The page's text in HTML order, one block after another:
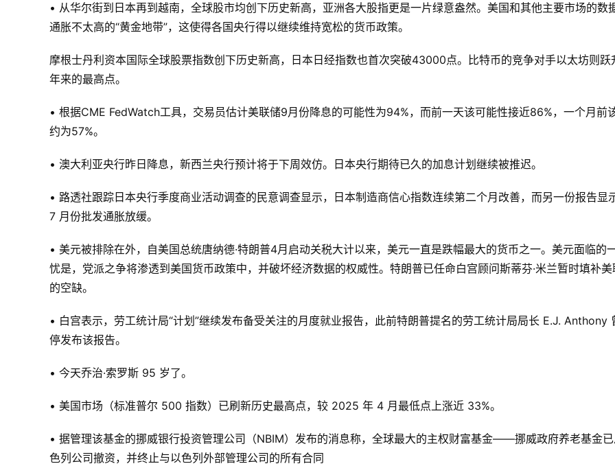
• 从华尔街到日本再到越南，全球股市均创下历史新高，亚洲各大股指更是一片绿意盎然。美国和其他主要市场的数
通胀不太高的“黄金地带”，这使得各国央行得以继续维持宽松的货币政策。
摩根士丹利资本国际全球股票指数创下历史新高，日本日经指数也首次突破43000点。比特币的竞争对手以太坊则跃
年来的最高点。
• 根据CME FedWatch工具，交易员估计美联储9月份降息的可能性为94%，而前一天该可能性接近86%，一个月前
约为57%。
• 澳大利亚央行昨日降息，新西兰央行预计将于下周效仿。日本央行期待已久的加息计划继续被推迟。
• 路透社跟踪日本央行季度商业活动调查的民意调查显示，日本制造商信心指数连续第二个月改善，而另一份报告显
7 月份批发通胀放缓。
• 美元被排除在外，自美国总统唐纳德·特朗普4月启动关税大计以来，美元一直是跌幅最大的货币之一。美元面临的
忧是，党派之争将渗透到美国货币政策中，并破坏经济数据的权威性。特朗普已任命白宫顾问斯蒂芬·米兰暂时填补
的空缺。
• 白宫表示，劳工统计局“计划”继续发布备受关注的月度就业报告，此前特朗普提名的劳工统计局局长 E.J. Anthony
停发布该报告。
• 今天乔治·索罗斯 95 岁了。
• 美国市场（标准普尔 500 指数）已刷新历史最高点，较 2025 年 4 月最低点上涨近 33%。
• 据管理该基金的挪威银行投资管理公司（NBIM）发布的消息称，全球最大的主权财富基金——挪威政府养老基金已
色列公司撤资，并终止与以色列外部管理公司的所有合同